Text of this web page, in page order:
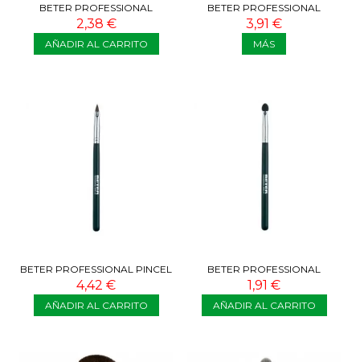
BETER PROFESSIONAL
CORRECTOR
2,38 €
AÑADIR AL CARRITO
BETER PROFESSIONAL
DIFUMINADOR
3,91 €
MÁS
BETER PROFESSIONAL PINCEL
DELINEADOR DE LABIOS
4,42 €
AÑADIR AL CARRITO
BETER PROFESSIONAL
APLICADOR DE SOMBRA
1,91 €
AÑADIR AL CARRITO